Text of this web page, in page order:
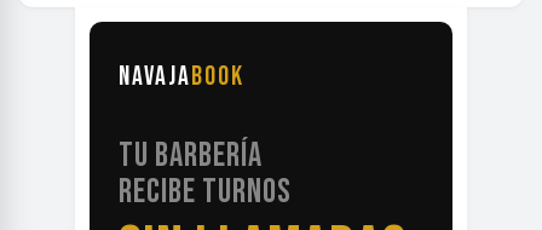
NAVAJABOOK
TU BARBERÍA
RECIBE TURNOS